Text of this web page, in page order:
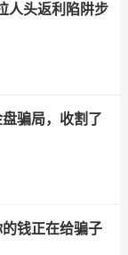
人头返利陷阱步
骗局，收割了
钱正在给骗子